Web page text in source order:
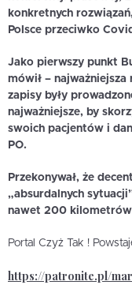
konkretnych
Polsce przeciwko
Jako pierwszy punkt
mówił – najważniejsza
zapisy były
najważniejsze, by
swoich pacjentów i
PO.
Przekonywał, że
„absurdalnych
nawet 200 kilometrów
Portal Czyż Tak !
https://patronite.pl/